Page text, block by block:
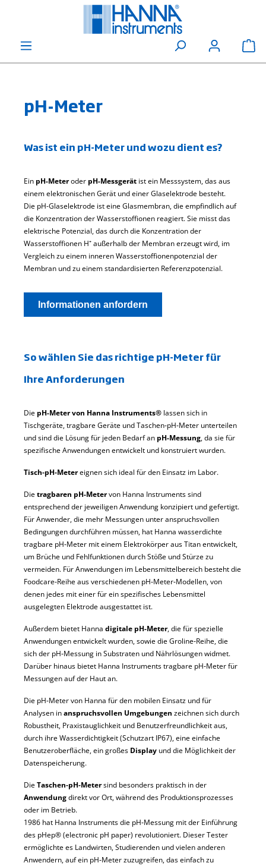
pH-Meter
Was ist ein pH-Meter und wozu dient es?
Ein pH-Meteroder pH-Messgerät ist ein Messsystem, das aus
einem elektronischen Gerät und einer Glaselektrode besteht.
Die pH-Glaselektrode ist eine Glasmembran, die empfindlich auf
die Konzentration der Wasserstoffionen reagiert. Sie misst das
elektrische Potenzial, das durch die Konzentration der
Wasserstoffionen H⁺ außerhalb der Membran erzeugt wird, im
Vergleich zu einem inneren Wasserstoffionenpotenzial der
Membran und zu einem standardisierten Referenzpotenzial.
Informationen anfordern
So wählen Sie das richtige pH-Meter für
Ihre Anforderungen
Die pH-Meter von Hanna Instruments® lassen sich in
Tischgeräte, tragbare Geräte und Taschen‑pH‑Meter unterteilen
und sind die Lösung für jeden Bedarf an pH-Messung, da sie für
spezifische Anwendungen entwickelt und konstruiert wurden.
Tisch‑pH‑Metereignen sich ideal für den Einsatz im Labor.
Dietragbaren pH-Metervon Hanna Instruments sind
entsprechend der jeweiligen Anwendung konzipiert und gefertigt.
Für Anwender, die mehr Messungen unter anspruchsvollen
Bedingungen durchführen müssen, hat Hanna wasserdichte
tragbare pH‑Meter mit einem Elektrokörper aus Titan entwickelt,
um Brüche und Fehlfunktionen durch Stöße und Stürze zu
vermeiden. Für Anwendungen im Lebensmittelbereich besteht die
Foodcare‑Reihe aus verschiedenen pH‑Meter‑Modellen, von
denen jedes mit einer für ein spezifisches Lebensmittel
ausgelegten Elektrode ausgestattet ist.
Außerdem bietet Hanna digitale pH-Meter, die für spezielle
Anwendungen entwickelt wurden, sowie die Groline‑Reihe, die
sich der pH‑Messung in Substraten und Nährlösungen widmet.
Darüber hinaus bietet Hanna Instruments tragbare pH‑Meter für
Messungen auf der Haut an.
Die pH‑Meter von Hanna für den mobilen Einsatz und für
Analysen inanspruchsvollen Umgebungen zeichnen sich durch
Robustheit, Praxistauglichkeit und Benutzerfreundlichkeit aus,
durch ihre Wasserdichtigkeit (Schutzart IP67), eine einfache
Benutzeroberfläche, ein großes Display und die Möglichkeit der
Datenspeicherung.
DieTaschen‑pH‑Metersind besonders praktisch in der
Anwendungdirekt vor Ort, während des Produktionsprozesses
oder im Betrieb.
1986 hat Hanna Instruments die pH‑Messung mit der Einführung
des pHep® (electronic pH paper) revolutioniert. Dieser Tester
ermöglichte es Landwirten, Studierenden und vielen anderen
Anwendern, auf ein pH‑Meter zuzugreifen, das einfach zu